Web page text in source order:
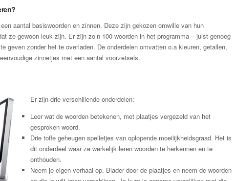
aantal basiswoorden en zinnen. Deze zijn gekozen omwille van hun
ze gewoon leuk zijn. Er zijn zo’n 100 woorden in het programma – juist genoeg
geven zonder het te overladen. De onderdelen omvatten o.a kleuren, getallen,
zinnetjes met een aantal voorzetsels.
Er zijn drie verschillende onderdelen:
Leer wat de woorden betekenen, met plaatjes vergezeld van het
gesproken woord.
Drie toffe geheugen spelletjes van oplopende moeilijkheidsgraad. Het is
dit onderdeel waar ze werkelijk leren woorden te herkennen en te
onthouden.
Neem je eigen verhaal op. Blader door de plaatjes en neem de woorden